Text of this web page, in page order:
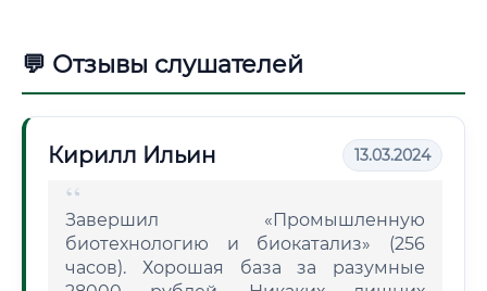
💬 Отзывы слушателей
Кирилл Ильин 13.03.2024
Завершил «Промышленную
биотехнологию и биокатализ» (256
часов). Хорошая база за разумные